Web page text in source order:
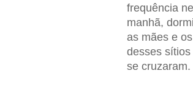
frequência
manhã,
as mães e
desses
se cruzaram.